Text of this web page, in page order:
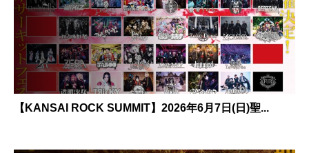
【KANSAI ROCK SUMMIT】2026年6月7日(日)聖...